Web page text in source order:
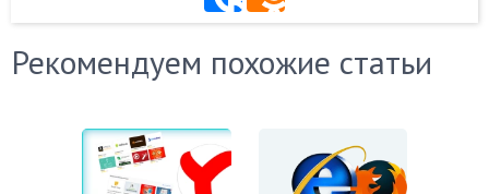
Рекомендуем похожие статьи